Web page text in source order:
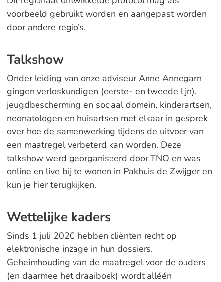
voorbeeld gebruikt worden en aangepast worden
door andere regio’s.
Talkshow
Onder leiding van onze adviseur Anne Annegarn
gingen verloskundigen (eerste- en tweede lijn),
jeugdbescherming en sociaal domein, kinderartsen,
neonatologen en huisartsen met elkaar in gesprek
over hoe de samenwerking tijdens de uitvoer van
een maatregel verbeterd kan worden. Deze
talkshow werd georganiseerd door TNO en was
online en live bij te wonen in Pakhuis de Zwijger en
kun je hier terugkijken.
Wettelijke kaders
Sinds 1 juli 2020 hebben cliënten recht op
elektronische inzage in hun dossiers.
Geheimhouding van de maatregel voor de ouders
(en daarmee het draaiboek) wordt alléén